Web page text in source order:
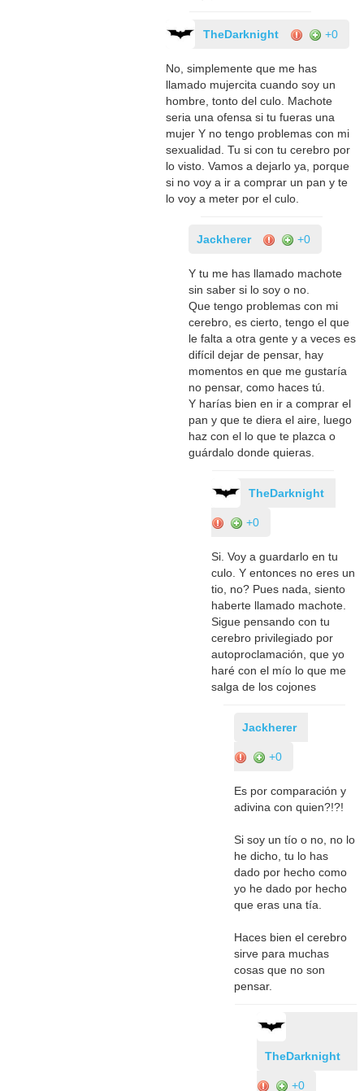
TheDarknight +0
No, simplemente que me has
llamado mujercita cuando soy un
hombre, tonto del culo. Machote
seria una ofensa si tu fueras una
mujer Y no tengo problemas con mi
sexualidad. Tu si con tu cerebro por
lo visto. Vamos a dejarlo ya, porque
si no voy a ir a comprar un pan y te
lo voy a meter por el culo.
Jackherer +0
Y tu me has llamado machote
sin saber si lo soy o no.
Que tengo problemas con mi
cerebro, es cierto, tengo el que
le falta a otra gente y a veces es
difícil dejar de pensar, hay
momentos en que me gustaría
no pensar, como haces tú.
Y harías bien en ir a comprar el
pan y que te diera el aire, luego
haz con el lo que te plazca o
guárdalo donde quieras.
TheDarknight
+0
Si. Voy a guardarlo en tu
culo. Y entonces no eres un
tio, no? Pues nada, siento
haberte llamado machote.
Sigue pensando con tu
cerebro privilegiado por
autoproclamación, que yo
haré con el mío lo que me
salga de los cojones
Jackherer
+0
Es por comparación y
adivina con quien?!?!
Si soy un tío o no, no lo
he dicho, tu lo has
dado por hecho como
yo he dado por hecho
que eras una tía.
Haces bien el cerebro
sirve para muchas
cosas que no son
pensar.
TheDarknight
+0